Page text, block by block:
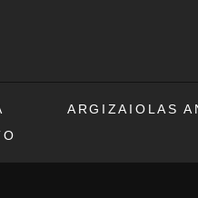
ARGIZAIOLAS